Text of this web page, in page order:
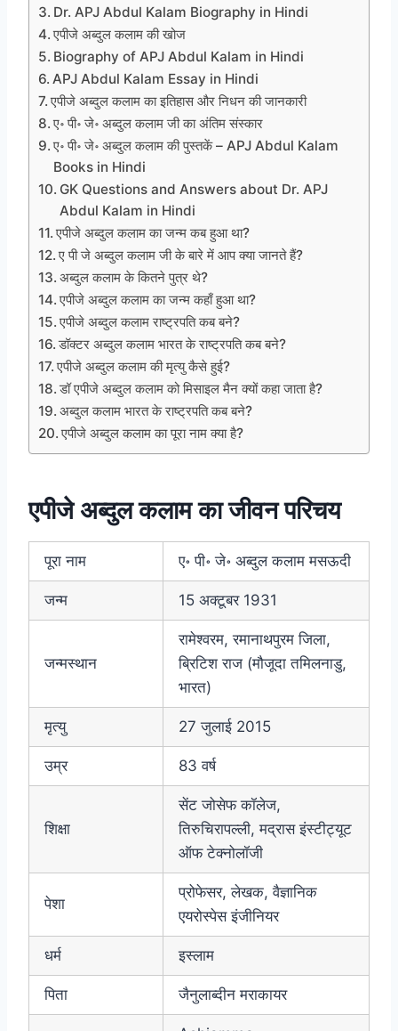
Dr. APJ Abdul Kalam Biography in Hindi
एपीजे अब्दुल कलाम की खोज
Biography of APJ Abdul Kalam in Hindi
APJ Abdul Kalam Essay in Hindi
एपीजे अब्दुल कलाम का इतिहास और निधन की जानकारी
ए॰ पी॰ जे॰ अब्दुल कलाम जी का अंतिम संस्कार
ए॰ पी॰ जे॰ अब्दुल कलाम की पुस्तकें – APJ Abdul Kalam
Books in Hindi
GK Questions and Answers about Dr. APJ
Abdul Kalam in Hindi
एपीजे अब्दुल कलाम का जन्म कब हुआ था?
ए पी जे अब्दुल कलाम जी के बारे में आप क्या जानते हैं?
अब्दुल कलाम के कितने पुत्र थे?
एपीजे अब्दुल कलाम का जन्म कहाँ हुआ था?
एपीजे अब्दुल कलाम राष्ट्रपति कब बने?
डॉक्टर अब्दुल कलाम भारत के राष्ट्रपति कब बने?
एपीजे अब्दुल कलाम की मृत्यु कैसे हुई?
डॉ एपीजे अब्दुल कलाम को मिसाइल मैन क्यों कहा जाता है?
अब्दुल कलाम भारत के राष्ट्रपति कब बने?
एपीजे अब्दुल कलाम का पूरा नाम क्या है?
एपीजे अब्दुल कलाम का जीवन परिचय
पूरा नाम ए॰ पी॰ जे॰ अब्दुल कलाम मसऊदी
जन्म 15 अक्टूबर 1931
जन्मस्थान
रामेश्वरम, रमानाथपुरम जिला,
ब्रिटिश राज (मौजूदा तमिलनाडु,
भारत)
मृत्यु 27 जुलाई 2015
उम्र 83 वर्ष
शिक्षा
सेंट जोसेफ कॉलेज,
तिरुचिरापल्ली, मद्रास इंस्टीट्यूट
ऑफ टेक्नोलॉजी
पेशा
प्रोफेसर, लेखक, वैज्ञानिक
एयरोस्पेस इंजीनियर
धर्म इस्लाम
पिता जैनुलाब्दीन मराकायर